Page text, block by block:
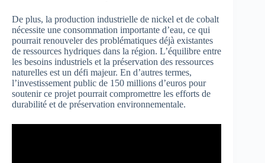
De plus, la production industrielle de nickel et de cobalt
nécessite une consommation importante d’eau, ce qui
pourrait renouveler des problématiques déjà existantes
de ressources hydriques dans la région. L’équilibre entre
les besoins industriels et la préservation des ressources
naturelles est un défi majeur. En d’autres termes,
l’investissement public de 150 millions d’euros pour
soutenir ce projet pourrait compromettre les efforts de
durabilité et de préservation environnementale.